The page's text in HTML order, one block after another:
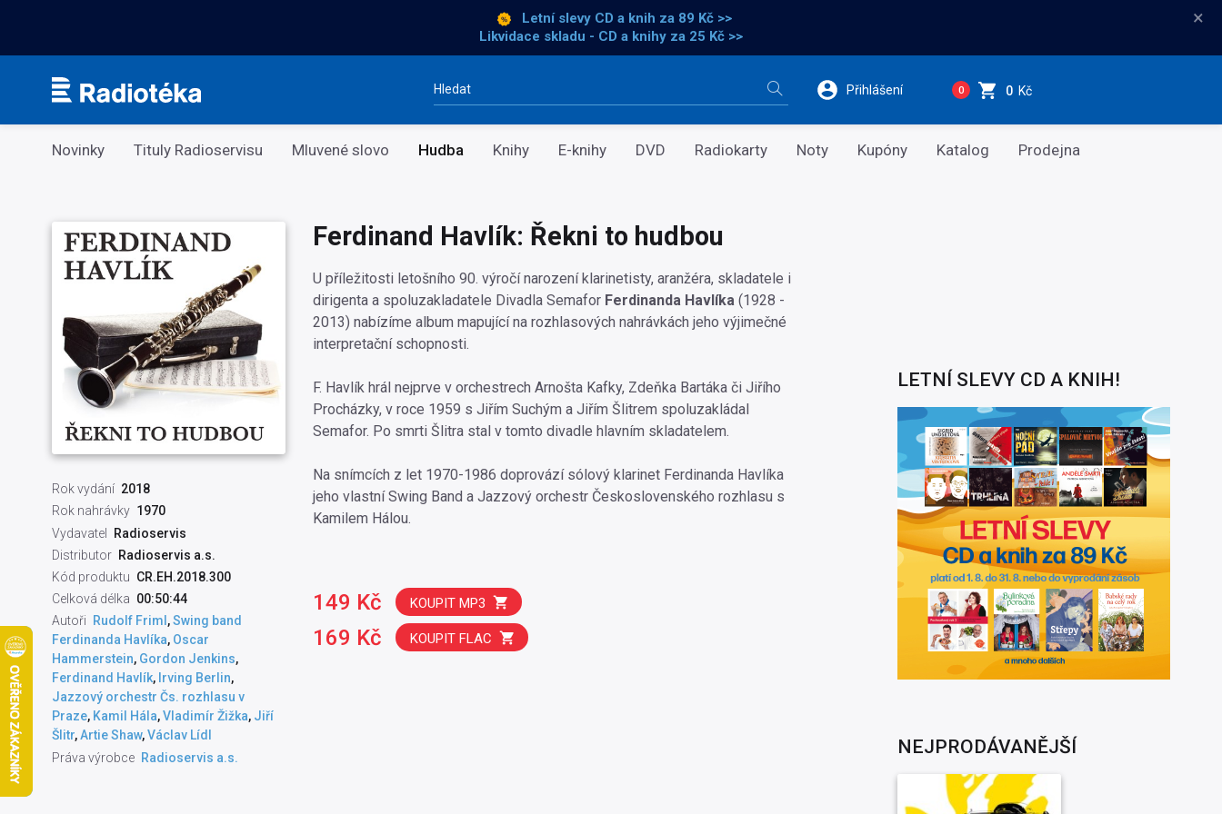
Letní slevy CD a knih za 89 Kč >>
Likvidace skladu - CD a knihy za 25 Kč >>
×
Vyhledávání Přihlášení 0 0 Kč
Kategorie
Novinky Tituly Radioservisu Mluvené slovo Hudba Knihy E-knihy DVD Radiokarty Noty Kupóny Katalog Prodejna
Rok vydání 2018
Rok nahrávky 1970
Vydavatel
Radioservis
Distributor Radioservis a.s.
Kód produktu CR.EH.2018.300
Celková délka 00:50:44
Autoři
Rudolf Friml ,Swing band
Ferdinanda Havlíka, Oscar
Hammerstein, Gordon Jenkins,
Ferdinand Havlík, Irving Berlin,
Jazzový orchestr Čs. rozhlasu v
Praze, Kamil Hála,Vladimír Žižka, Jiří
Šlitr,Artie Shaw,Václav Lídl
Práva výrobce Radioservis a.s.
Ferdinand Havlík: Řekni to hudbou
U příležitosti letošního 90. výročí narození klarinetisty, aranžéra, skladatele i
dirigenta a spoluzakladatele Divadla Semafor Ferdinanda Havlíka(1928 -
2013) nabízíme album mapující na rozhlasových nahrávkách jeho výjimečné
interpretační schopnosti.
F. Havlík hrál nejprve v orchestrech Arnošta Kafky, Zdeňka Bartáka či Jiřího
Procházky, v roce 1959 s Jiřím Suchým a Jiřím Šlitrem spoluzakládal
Semafor. Po smrti Šlitra stal v tomto divadle hlavním skladatelem.
Na snímcích z let 1970-1986 doprovází sólový klarinet Ferdinanda Havlíka
jeho vlastní Swing Band a Jazzový orchestr Československého rozhlasu s
Kamilem Hálou.
149 Kč KOUPIT MP3
169 Kč KOUPIT FLAC
LETNÍ SLEVY CD A KNIH!
NEJPRODÁVANĚJŠÍ